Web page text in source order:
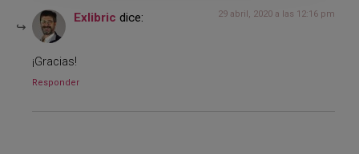
Exlibric dice: 29 abril, 2020 a las 12:16 pm
¡Gracias!
Responder